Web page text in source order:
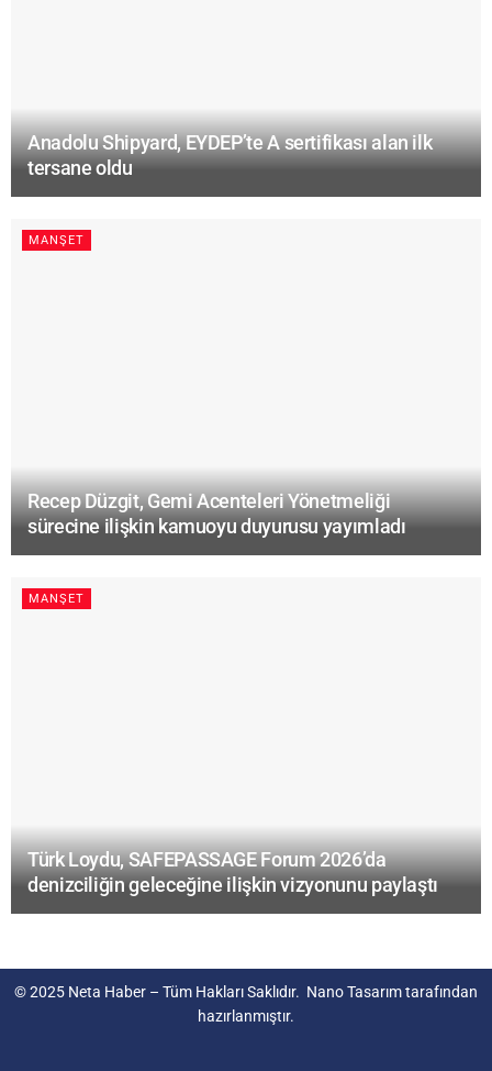
Anadolu Shipyard, EYDEP’te A sertifikası alan ilk
tersane oldu
MANŞET
Recep Düzgit, Gemi Acenteleri Yönetmeliği
sürecine ilişkin kamuoyu duyurusu yayımladı
MANŞET
Türk Loydu, SAFEPASSAGE Forum 2026’da
denizciliğin geleceğine ilişkin vizyonunu paylaştı
© 2025 Neta Haber – Tüm Hakları Saklıdır. Nano Tasarımtarafından
hazırlanmıştır.